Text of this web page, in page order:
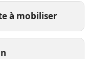
à mobiliser